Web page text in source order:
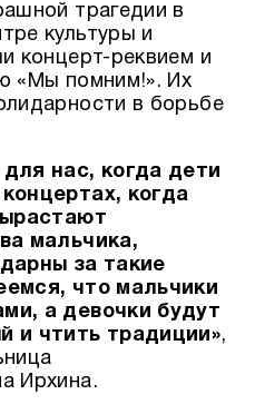
трагедии в
культуры и
концерт-реквием и
«Мы помним!». Их
в борьбе
нас, когда дети
когда
мальчика,
за такие
что мальчики
а девочки будут
и чтить традиции»,
Ирхина.